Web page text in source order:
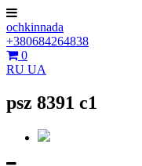
ochkinnada
+380684264838
0
RU UA
psz 8391 c1